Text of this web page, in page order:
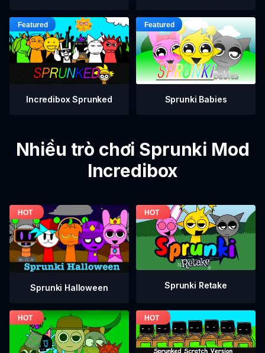
Incredibox Sprunked Sprunki Babies
Nhiều trò chơi Sprunki Mod
Incredibox
Sprunki Halloween Sprunki Retake